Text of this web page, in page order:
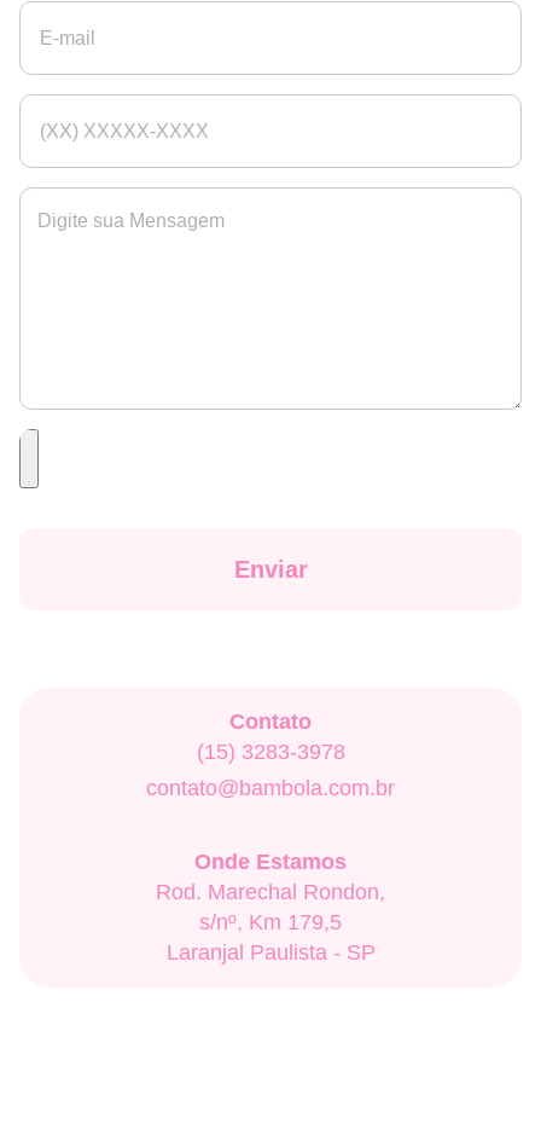
Enviar
Contato
(15) 3283-3978
contato@bambola.com.br
Onde Estamos
Rod. Marechal Rondon,
s/nº, Km 179,5
Laranjal Paulista - SP